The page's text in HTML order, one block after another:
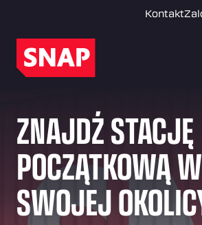
Kontakt
ZNAJDŹ STACJĘ
POCZĄTKOWĄ W
SWOJEJ